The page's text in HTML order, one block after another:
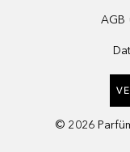
AGB
© 2026